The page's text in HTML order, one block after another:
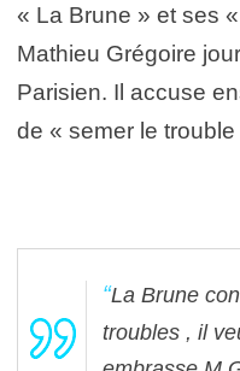
« La Brune » et ses
Mathieu Grégoire
Parisien. Il accuse
de « semer le
La Brune
troubles , il